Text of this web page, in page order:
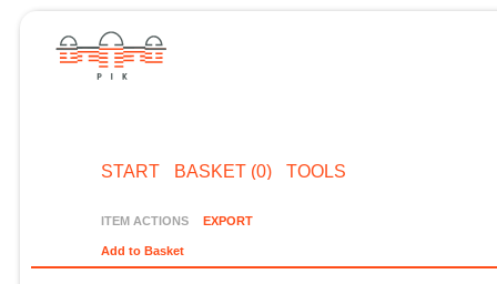
START BASKET (0) TOOLS
ITEM ACTIONS EXPORT
Add to Basket